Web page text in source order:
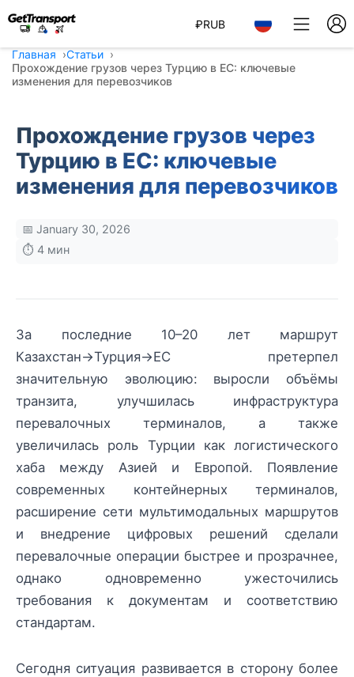
₽RUB
Главная
Статьи
Прохождение грузов через Турцию в ЕС: ключевые
изменения для перевозчиков
Прохождение грузов через
Турцию в ЕС: ключевые
изменения для перевозчиков
📅 January 30, 2026
⏱️ 4 мин
За последние 10–20 лет маршрут
Казахстан→Турция→ЕС претерпел
значительную эволюцию: выросли объёмы
транзита, улучшилась инфраструктура
перевалочных терминалов, а также
увеличилась роль Турции как логистического
хаба между Азией и Европой. Появление
современных контейнерных терминалов,
расширение сети мультимодальных маршрутов
и внедрение цифровых решений сделали
перевалочные операции быстрее и прозрачнее,
однако одновременно ужесточились
требования к документам и соответствию
стандартам.
Сегодня ситуация развивается в сторону более